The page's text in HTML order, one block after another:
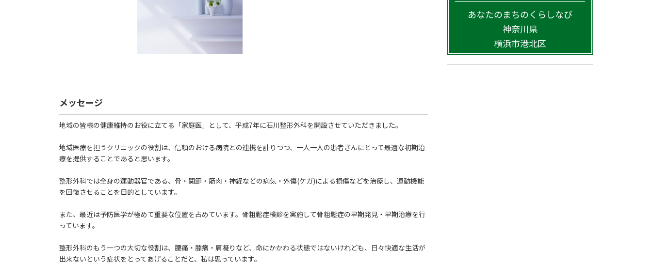
メッセージ
地域の皆様の健康維持のお役に立てる「家庭医」として、平成7年に石川整形外科を開設させていただきました。
地域医療を担うクリニックの役割は、信頼のおける病院との連携を計りつつ、一人一人の患者さんにとって最適な初期治
療を提供することであると思います。
整形外科では全身の運動器官である、骨・関節・筋肉・神経などの病気・外傷(ケガ)による損傷などを治療し、運動機能
を回復させることを目的としています。
また、最近は予防医学が極めて重要な位置を占めています。骨粗鬆症検診を実施して骨粗鬆症の早期発見・早期治療を行
っています。
整形外科のもう一つの大切な役割は、腰痛・膝痛・肩凝りなど、命にかかわる状態ではないけれども、日々快適な生活が
出来ないという症状をとってあげることだと、私は思っています。
あなたのまちのくらしなび
神奈川県
横浜市港北区